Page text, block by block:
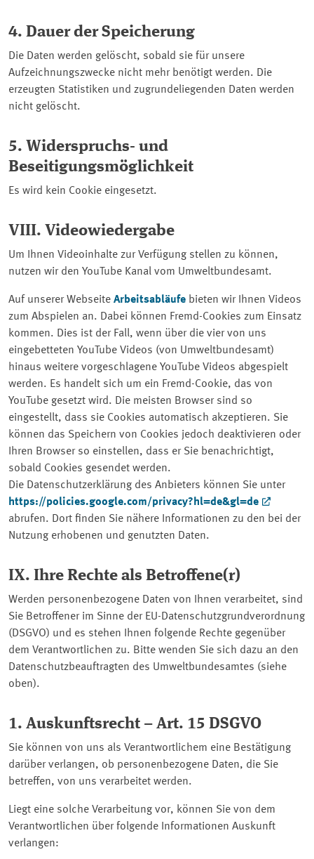
4. Dauer der Speicherung
Die Daten werden gelöscht, sobald sie für unsere
Aufzeichnungszwecke nicht mehr benötigt werden. Die
erzeugten Statistiken und zugrundeliegenden Daten werden
nicht gelöscht.
5. Widerspruchs- und
Beseitigungsmöglichkeit
Es wird kein Cookie eingesetzt.
VIII. Videowiedergabe
Um Ihnen Videoinhalte zur Verfügung stellen zu können,
nutzen wir den YouTube Kanal vom Umweltbundesamt.
Auf unserer Webseite Arbeitsabläufe bieten wir Ihnen Videos
zum Abspielen an. Dabei können Fremd-Cookies zum Einsatz
kommen. Dies ist der Fall, wenn über die vier von uns
eingebetteten YouTube Videos (von Umweltbundesamt)
hinaus weitere vorgeschlagene YouTube Videos abgespielt
werden. Es handelt sich um ein Fremd-Cookie, das von
YouTube gesetzt wird. Die meisten Browser sind so
eingestellt, dass sie Cookies automatisch akzeptieren. Sie
können das Speichern von Cookies jedoch deaktivieren oder
Ihren Browser so einstellen, dass er Sie benachrichtigt,
sobald Cookies gesendet werden.
Die Datenschutzerklärung des Anbieters können Sie unter
https://policies.google.com/privacy?hl=de&gl=de
abrufen. Dort finden Sie nähere Informationen zu den bei der
Nutzung erhobenen und genutzten Daten.
IX. Ihre Rechte als Betroffene(r)
Werden personenbezogene Daten von Ihnen verarbeitet, sind
Sie Betroffener im Sinne der EU-Datenschutzgrundverordnung
(DSGVO) und es stehen Ihnen folgende Rechte gegenüber
dem Verantwortlichen zu. Bitte wenden Sie sich dazu an den
Datenschutzbeauftragten des Umweltbundesamtes (siehe
oben).
1. Auskunftsrecht – Art. 15 DSGVO
Sie können von uns als Verantwortlichem eine Bestätigung
darüber verlangen, ob personenbezogene Daten, die Sie
betreffen, von uns verarbeitet werden.
Liegt eine solche Verarbeitung vor, können Sie von dem
Verantwortlichen über folgende Informationen Auskunft
verlangen: